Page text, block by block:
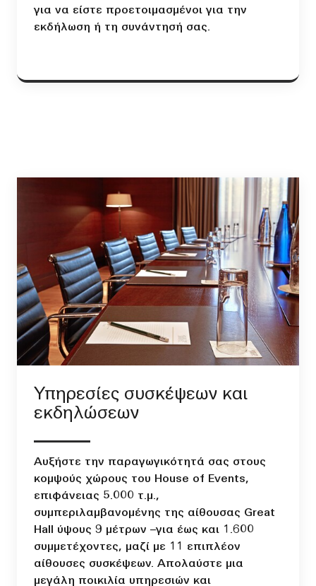
για να είστε προετοιμασμένοι για την
εκδήλωση ή τη συνάντησή σας.
Υπηρεσίες συσκέψεων και
εκδηλώσεων
Αυξήστε την παραγωγικότητά σας στους
κομψούς χώρους του House of Events,
επιφάνειας 5.000 τ.μ.,
συμπεριλαμβανομένης της αίθουσας Great
Hall ύψους 9 μέτρων –για έως και 1.600
συμμετέχοντες, μαζί με 11 επιπλέον
αίθουσες συσκέψεων. Απολαύστε μια
μεγάλη ποικιλία υπηρεσιών και